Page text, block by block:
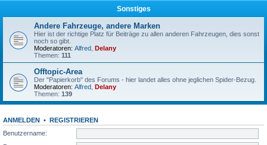
Sonstiges
Andere Fahrzeuge, andere Marken
Hier ist der richtige Platz für Beiträge zu allen anderen Fahrzeugen, dies sonst
noch so gibt.
Moderatoren: Alfred Delany
Themen: 111
Offtopic-Area
Der "Papierkorb" des Forums - hier landet alles ohne jeglichen Spider-Bezug.
Moderatoren: Alfred Delany
Themen: 139
ANMELDEN • REGISTRIEREN
Benutzername: